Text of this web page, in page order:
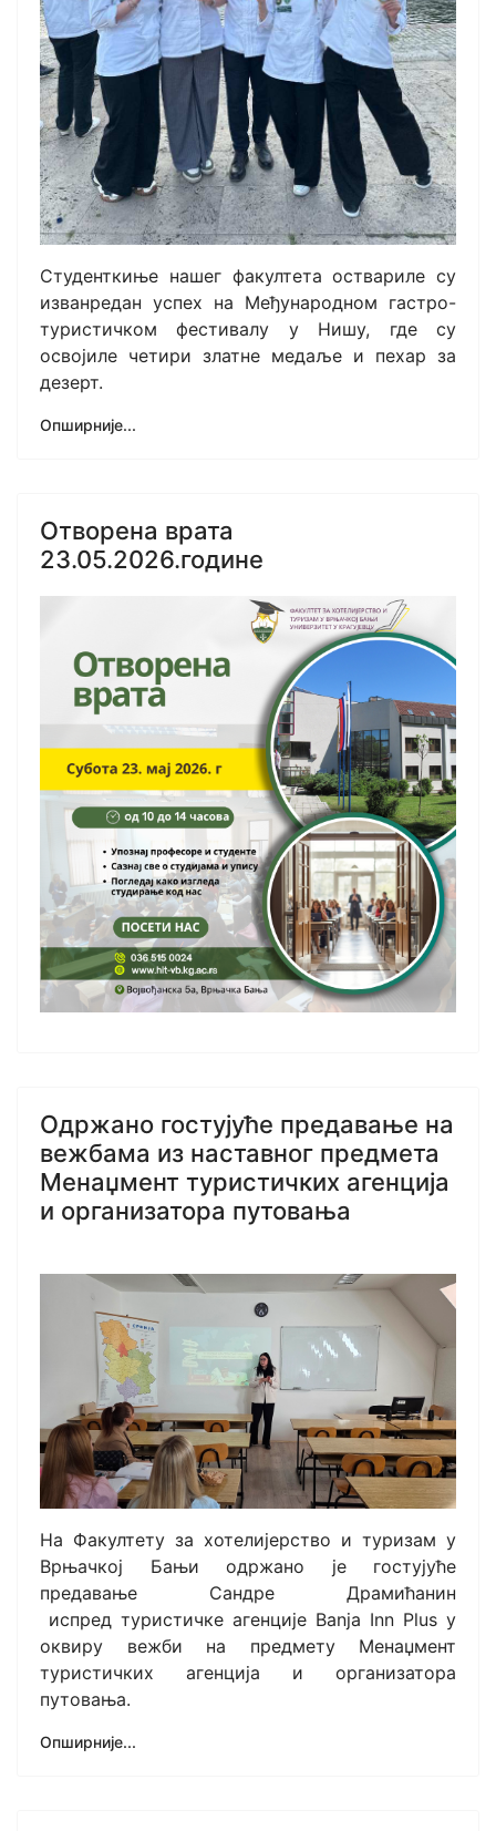
Студенткиње нашег факултета оствариле су
изванредан успех на Међународном гастро-
туристичком фестивалу у Нишу, где су
освојиле четири златне медаље и пехар за
дезерт.
Опширније...
Отворена врата
23.05.2026.године
Oдржано гостујуће предавање на
вежбама из наставног предмета
Менаџмент туристичких агенција
и организатора путовања
На Факултету за хотелијерство и туризам у
Врњачкој Бањи одржано је гостујуће
предавање Сандре Драмићанин
испред туристичке агенције Banja Inn Plus у
оквиру вежби на предмету Менаџмент
туристичких агенција и организатора
путовања.
Опширније...